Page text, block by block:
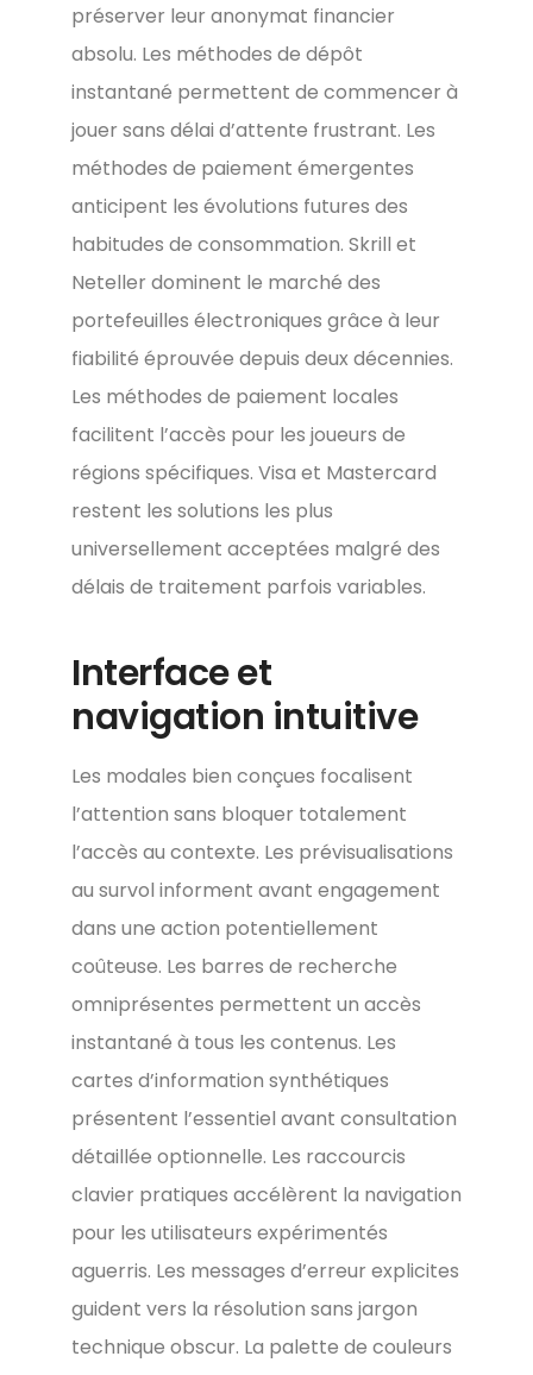
préserver leur anonymat financier
absolu. Les méthodes de dépôt
instantané permettent de commencer à
jouer sans délai d’attente frustrant. Les
méthodes de paiement émergentes
anticipent les évolutions futures des
habitudes de consommation. Skrill et
Neteller dominent le marché des
portefeuilles électroniques grâce à leur
fiabilité éprouvée depuis deux décennies.
Les méthodes de paiement locales
facilitent l’accès pour les joueurs de
régions spécifiques. Visa et Mastercard
restent les solutions les plus
universellement acceptées malgré des
délais de traitement parfois variables.
Interface et
navigation intuitive
Les modales bien conçues focalisent
l’attention sans bloquer totalement
l’accès au contexte. Les prévisualisations
au survol informent avant engagement
dans une action potentiellement
coûteuse. Les barres de recherche
omniprésentes permettent un accès
instantané à tous les contenus. Les
cartes d’information synthétiques
présentent l’essentiel avant consultation
détaillée optionnelle. Les raccourcis
clavier pratiques accélèrent la navigation
pour les utilisateurs expérimentés
aguerris. Les messages d’erreur explicites
guident vers la résolution sans jargon
technique obscur. La palette de couleurs